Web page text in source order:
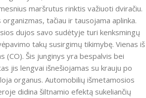
maršrutus rinktis važiuoti dviračiu.
tačiau ir tausojama aplinka.
dujos savo sudėtyje turi kenksmingų
takų susirgimų tikimybę. Vienas iš
(CO). Šis junginys yra bespalvis bei
jis lengvai išnešiojamas su krauju po
organus. Automobilių išmetamosios
didina šiltnamio efektą sukeliančių